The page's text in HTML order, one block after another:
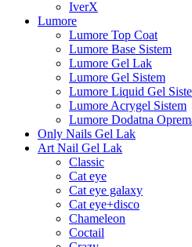
IverX
Lumore
Lumore Top Coat
Lumore Base Sistem
Lumore Gel Lak
Lumore Gel Sistem
Lumore Liquid Gel
Lumore Acrygel Sistem
Lumore Dodatna
Only Nails Gel Lak
Art Nail Gel Lak
Classic
Cat eye
Cat eye galaxy
Cat eye+disco
Chameleon
Coctail